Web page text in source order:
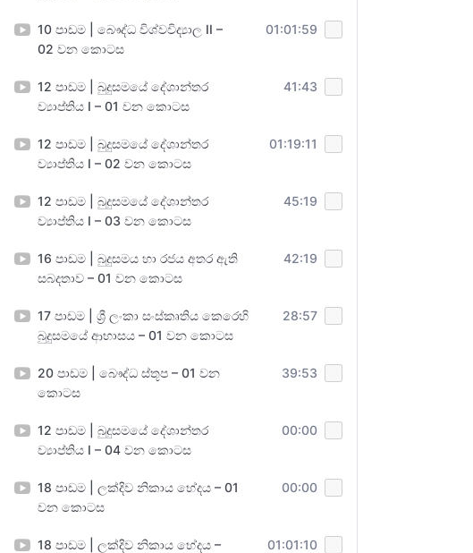
10 පාඩම | බෞද්ධ විශ්වවිද්‍යාල II –
02 වන කොටස
01:01:59
12 පාඩම | බුදුසමයේ දේශාන්තර
ව්‍යාප්තිය I – 01 වන කොටස
41:43
12 පාඩම | බුදුසමයේ දේශාන්තර
ව්‍යාප්තිය I – 02 වන කොටස
01:19:11
12 පාඩම | බුදුසමයේ දේශාන්තර
ව්‍යාප්තිය I – 03 වන කොටස
45:19
16 පාඩම | බුදුසමය හා රජය අතර ඇති
සබදතාව – 01 වන කොටස
42:19
17 පාඩම | ශ්‍රී ලංකා සංස්කෘතිය කෙරෙහි
බුදුසමයේ ආභාසය – 01 වන කොටස
28:57
20 පාඩම | බෞද්ධ ස්තූප – 01 වන
කොටස
39:53
12 පාඩම | බුදුසමයේ දේශාන්තර
ව්‍යාප්තිය I – 04 වන කොටස
00:00
18 පාඩම | ලක්දිව නිකාය භේදය – 01
වන කොටස
00:00
18 පාඩම | ලක්දිව නිකාය භේදය –
01:01:10